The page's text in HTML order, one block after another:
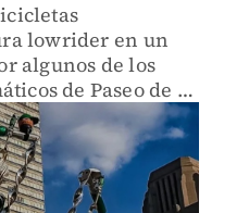
lowrider en un
algunos de los
de Paseo de la